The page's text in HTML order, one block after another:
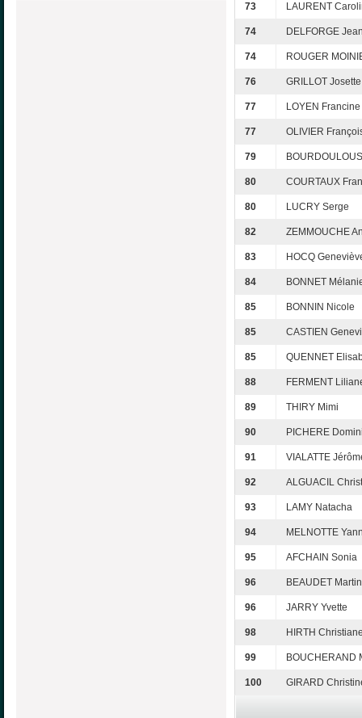
73 LAURENT
74 DELFORGE
74 ROUGER
76 GRILLOT Josette
77 LOYEN Francine
77 OLIVIER
79
80 COURTAUX
80 LUCRY Serge
82 ZEMMOUCHE
83 HOCQ
84 BONNET
85 BONNIN Nicole
85 CASTIEN
85 QUENNET
88 FERMENT
89 THIRY Mimi
90 PICHERE
91 VIALATTE
92 ALGUACIL
93 LAMY Natacha
94 MELNOTTE
95 AFCHAIN Sonia
96 BEAUDET
96 JARRY Yvette
98 HIRTH
99 BOUCHERAND
100 GIRARD